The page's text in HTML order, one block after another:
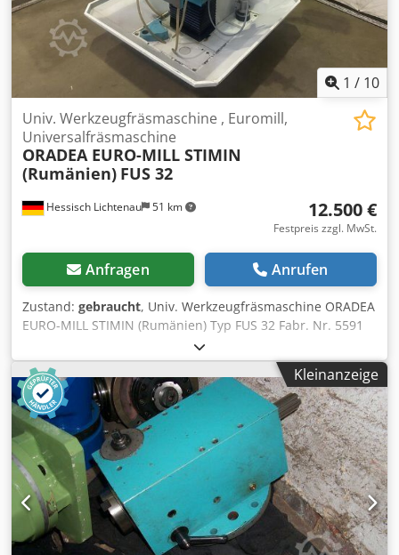
1 / 10
Hessisch Lichtenau 51 km
Univ. Werkzeugfräsmaschine , Euromill,
Universalfräsmaschine
ORADEA EURO-MILL STIMIN
(Rumänien) FUS 32
12.500 €
Festpreis zzgl. MwSt.
Anfragen Anrufen
Zustand: gebraucht, Univ. Werkzeugfräsmaschine ORADEA
EURO-MILL STIMIN (Rumänien) Typ FUS 32 Fabr. Nr. 5591
Baujahr 2009 Fahrwege X: 560 mm, Y: 320 mm, Z: 400 mm
Tischgröße 950 x 450 mm Werkzeugaufnahme
(Vertikalkopf) ISO 40 - M16 Werkzeugaufnahme
(Horizontalspindel) ISO 40 - S20x2 (wie Deckel)
Spindeldrehzahl 25-2000 U/min. 18 Stufen
Vorschubgeschwindigkeit 5-400 mm/min. 18 Stufen
Eilganggeschwindigkeit 1400 mm/min. Motorleistung
Hauptspindel 3 KW Netzanschluß 400 Volt, 50 Hz, 10 KW -
3-Achsen Digitalanzeige und Glasmaßstäbe von
HEIDENHAIN, Typ ND 780 - Vertikalfräskopf mit Bohrpinole
schwenkbar +/- 90° - Pinolverschiebung am Vertikalkopf
100 mm - manuelle Werkzeugspannung mit Gewinde M16
Kleinanzeige